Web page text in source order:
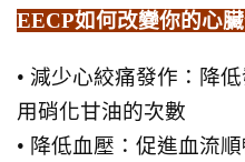
EECP如何改變你的心
• 減少心絞痛發作：降
用硝化甘油的次數
• 降低血壓：促進血流